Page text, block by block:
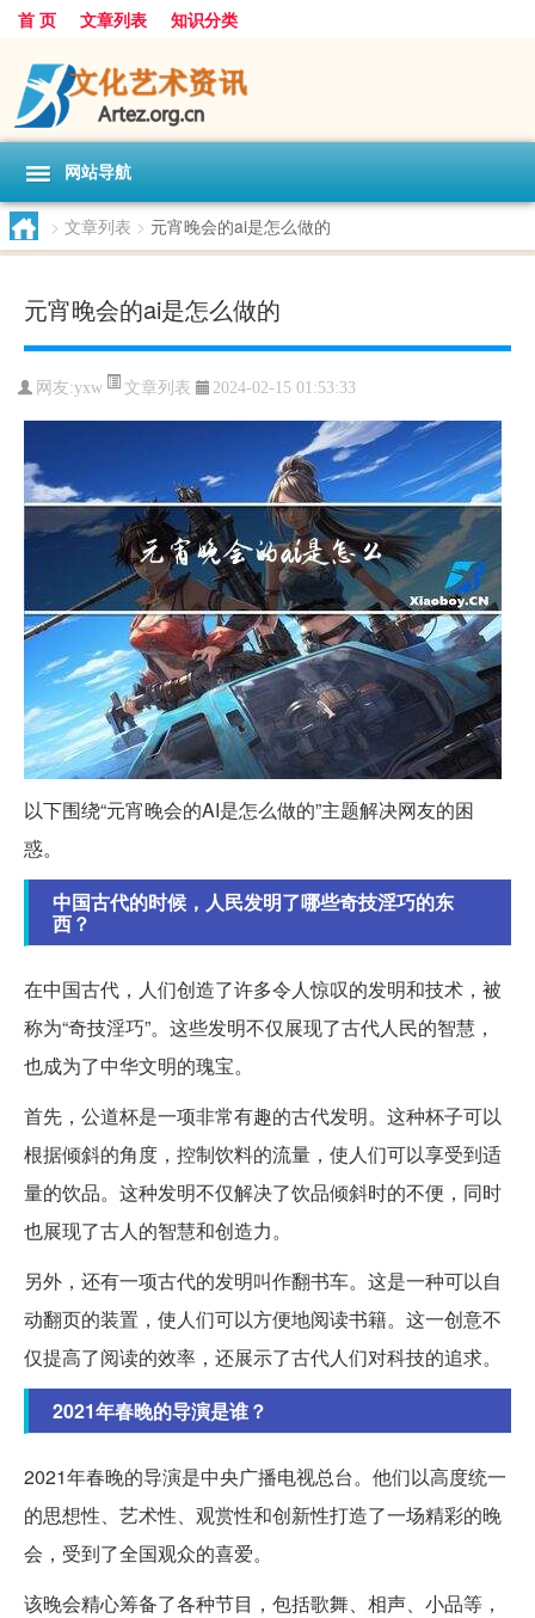
首 页 文章列表 知识分类
网站导航
> 文章列表 > 元宵晚会的ai是怎么做的
元宵晚会的ai是怎么做的
网友:yxw 文章列表 2024-02-15 01:53:33
以下围绕“元宵晚会的AI是怎么做的”主题解决网友的困
惑。
中国古代的时候，人民发明了哪些奇技淫巧的东
西？
在中国古代，人们创造了许多令人惊叹的发明和技术，被
称为“奇技淫巧”。这些发明不仅展现了古代人民的智慧，
也成为了中华文明的瑰宝。
首先，公道杯是一项非常有趣的古代发明。这种杯子可以
根据倾斜的角度，控制饮料的流量，使人们可以享受到适
量的饮品。这种发明不仅解决了饮品倾斜时的不便，同时
也展现了古人的智慧和创造力。
另外，还有一项古代的发明叫作翻书车。这是一种可以自
动翻页的装置，使人们可以方便地阅读书籍。这一创意不
仅提高了阅读的效率，还展示了古代人们对科技的追求。
2021年春晚的导演是谁？
2021年春晚的导演是中央广播电视总台。他们以高度统一
的思想性、艺术性、观赏性和创新性打造了一场精彩的晚
会，受到了全国观众的喜爱。
该晚会精心筹备了各种节目，包括歌舞、相声、小品等，